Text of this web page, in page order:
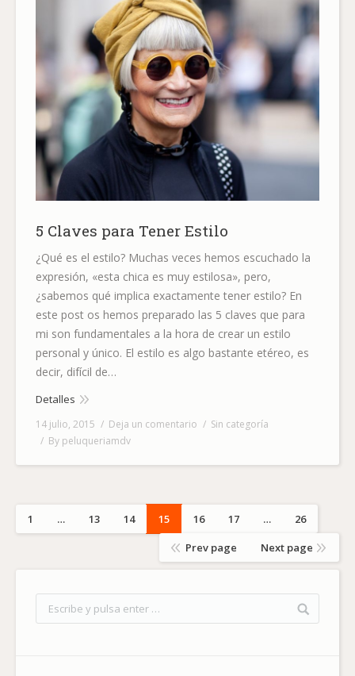
5 Claves para Tener Estilo
¿Qué es el estilo? Muchas veces hemos escuchado la
expresión, «esta chica es muy estilosa», pero,
¿sabemos qué implica exactamente tener estilo? En
este post os hemos preparado las 5 claves que para
mi son fundamentales a la hora de crear un estilo
personal y único. El estilo es algo bastante etéreo, es
decir, difícil de…
Detalles
14 julio, 2015 Deja un comentario
Sin categoría
By peluqueriamdv
1 … 13 14 15 16 17 …
26
Prev page
Next page